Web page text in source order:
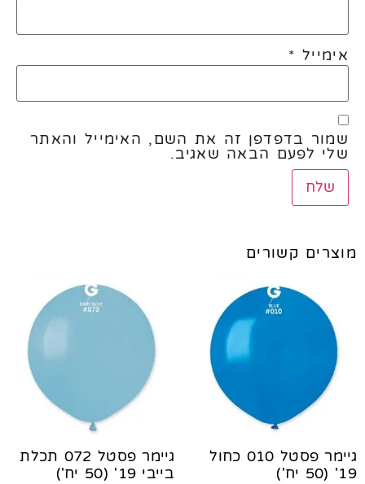
אימייל *
שמור בדפדפן זה את השם, האימייל והאתר
שלי לפעם הבאה שאגיב.
מוצרים קשורים
גיימר פסטל 010 כחול
19' (50 יח')
גיימר פסטל 072 תכלת
בייבי 19' (50 יח')